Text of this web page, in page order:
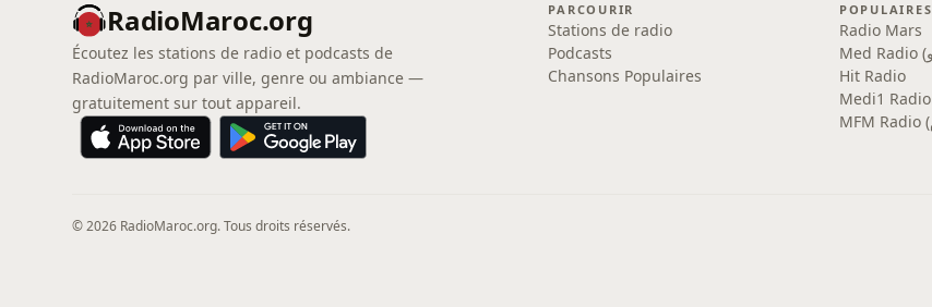
RadioMaroc.org
Écoutez les stations de radio et podcasts de
RadioMaroc.org par ville, genre ou ambiance —
gratuitement sur tout appareil.
PARCOURIR
Stations de radio
Podcasts
Chansons Populaires
POPULAIRES
Radio Mars
Hit Radio
Medi1 Radio
© 2026 RadioMaroc.org. Tous droits réservés.